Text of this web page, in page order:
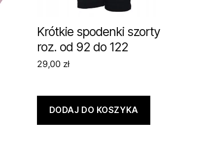
Krótkie spodenki szorty
roz. od 92 do 122
29,00 zł
DODAJ DO KOSZYKA